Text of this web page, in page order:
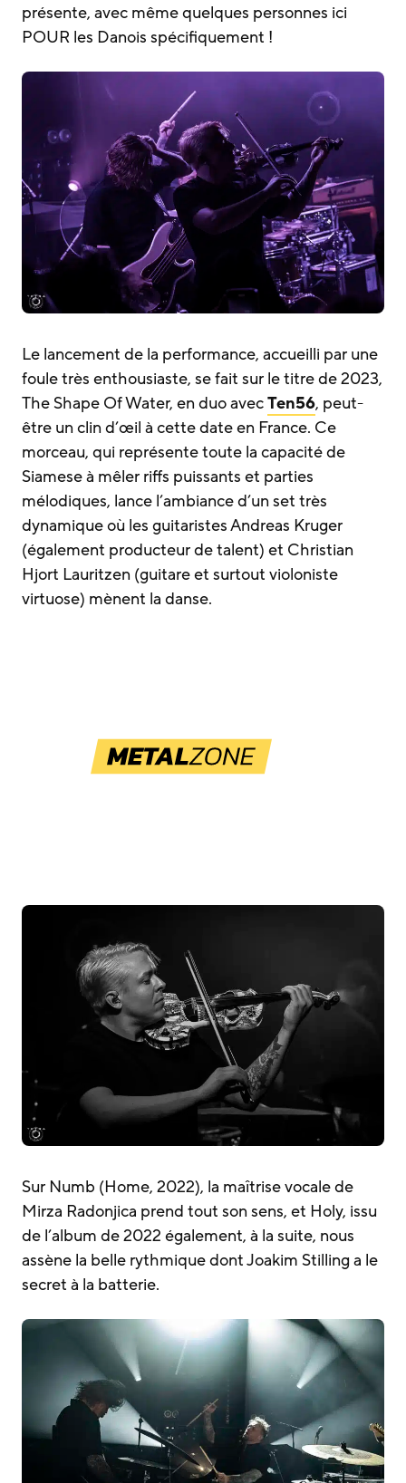
présente, avec même quelques personnes ici
POUR les Danois spécifiquement !
Le lancement de la performance, accueilli par une
foule très enthousiaste, se fait sur le titre de 2023,
The Shape Of Water, en duo avecTen56, peut-
être un clin d’œil à cette date en France. Ce
morceau, qui représente toute la capacité de
Siamese à mêler riffs puissants et parties
mélodiques, lance l’ambiance d’un set très
dynamique où les guitaristes Andreas Kruger
(également producteur de talent) et Christian
Hjort Lauritzen (guitare et surtout violoniste
virtuose) mènent la danse.
Sur Numb (Home, 2022), la maîtrise vocale de
Mirza Radonjica prend tout son sens, et Holy, issu
de l’album de 2022 également, à la suite, nous
assène la belle rythmique dont Joakim Stilling a le
secret à la batterie.